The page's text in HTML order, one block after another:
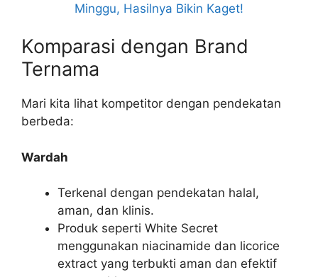
Minggu, Hasilnya Bikin Kaget!
Komparasi dengan Brand
Ternama
Mari kita lihat kompetitor dengan pendekatan
berbeda:
Wardah
Terkenal dengan pendekatan halal,
aman, dan klinis.
Produk seperti White Secret
menggunakan niacinamide dan licorice
extract yang terbukti aman dan efektif